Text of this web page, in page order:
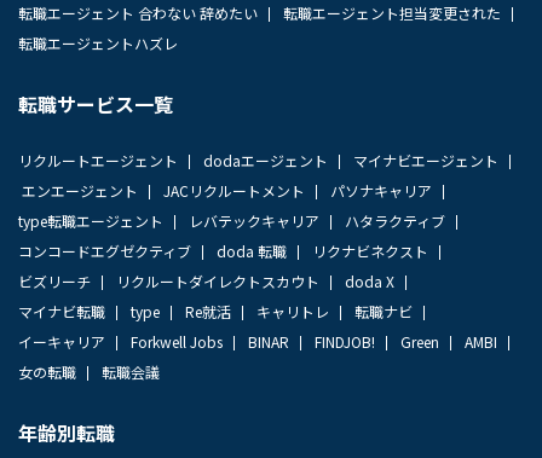
転職エージェント 合わない 辞めたい
転職エージェント担当変更された
転職エージェントハズレ
転職サービス一覧
リクルートエージェント dodaエージェント
マイナビエージェント
エンエージェント
JACリクルートメント
パソナキャリア
type転職エージェント
レバテックキャリア
ハタラクティブ
コンコードエグゼクティブ
doda 転職
リクナビネクスト
ビズリーチ
リクルートダイレクトスカウト
doda X
マイナビ転職
type Re就活 キャリトレ
転職ナビ
イーキャリア
Forkwell Jobs BINAR FINDJOB! Green
AMBI
女の転職
転職会議
年齢別転職